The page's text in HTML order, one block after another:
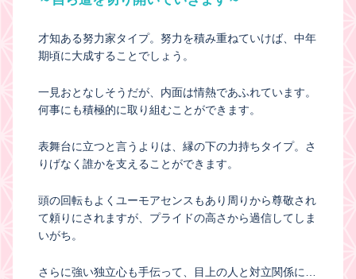
才知ある努力家タイプ。努力を積み重ねていけば、中年
期頃に大成することでしょう。
一見おとなしそうだが、内面は情熱であふれています。
何事にも積極的に取り組むことができます。
表舞台に立つと言うよりは、縁の下の力持ちタイプ。さ
りげなく誰かを支えることができます。
頭の回転もよくユーモアセンスもあり周りから尊敬され
て頼りにされますが、プライドの高さから過信してしま
いがち。
さらに強い独立心も手伝って、目上の人と対立関係に…